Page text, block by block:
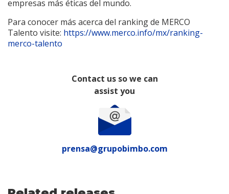
empresas más éticas del mundo.
Para conocer más acerca del ranking de MERCO
Talento visite: https://www.merco.info/mx/ranking-
merco-talento
Contact us so we can
assist you
prensa@grupobimbo.com